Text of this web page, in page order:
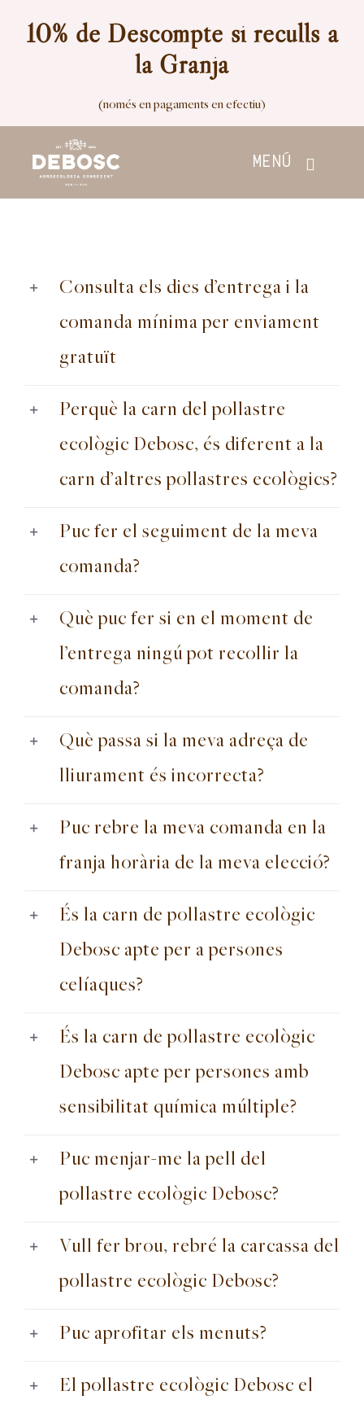
10% de Descompte si reculls a
la Granja
(només en pagaments en efectiu)
MENÚ
Carret
Consulta els dies d’entrega i la
comanda mínima per enviament
gratuït
Perquè la carn del pollastre
ecològic Debosc, és diferent a la
carn d’altres pollastres ecològics?
Puc fer el seguiment de la meva
comanda?
Què puc fer si en el moment de
l’entrega ningú pot recollir la
comanda?
Què passa si la meva adreça de
lliurament és incorrecta?
Puc rebre la meva comanda en la
franja horària de la meva elecció?
És la carn de pollastre ecològic
Debosc apte per a persones
celíaques?
És la carn de pollastre ecològic
Debosc apte per persones amb
sensibilitat química múltiple?
Puc menjar-me la pell del
pollastre ecològic Debosc?
Vull fer brou, rebré la carcassa del
pollastre ecològic Debosc?
Puc aprofitar els menuts?
El pollastre ecològic Debosc el